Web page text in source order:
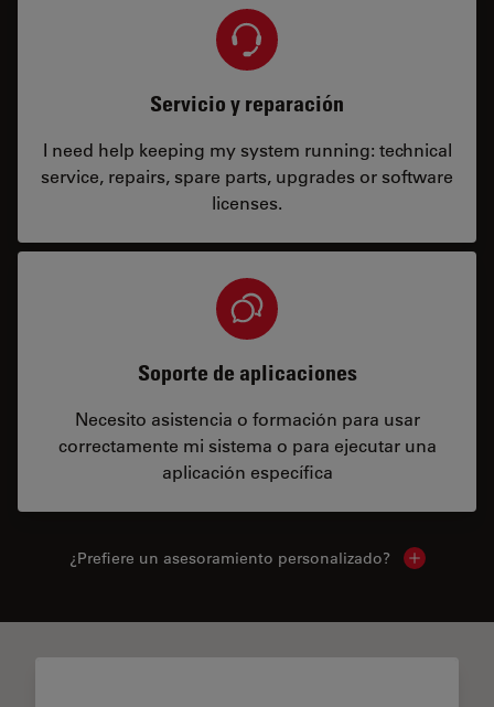
Servicio y reparación
I need help keeping my system running: technical
service, repairs, spare parts, upgrades or software
licenses.
Soporte de aplicaciones
Necesito asistencia o formación para usar
correctamente mi sistema o para ejecutar una
aplicación específica
¿Prefiere un asesoramiento personalizado? Show local